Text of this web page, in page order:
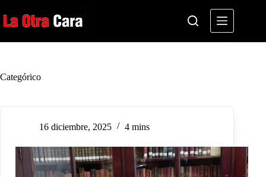
al
contenido
Categórico
16 diciembre, 2025 4 mins